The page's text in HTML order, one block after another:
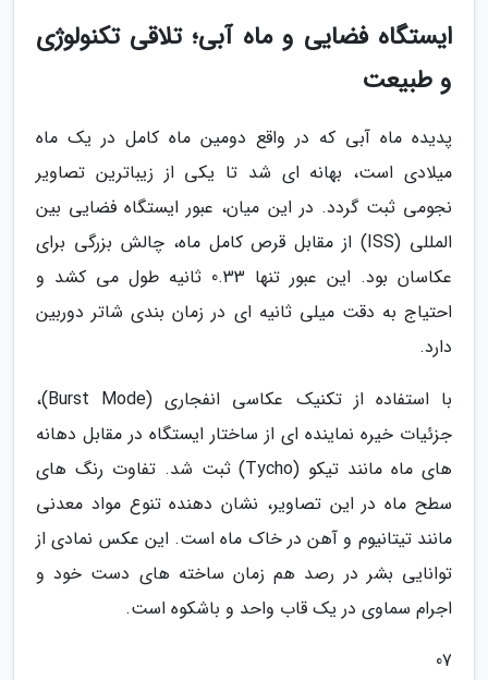
ایستگاه فضایی و ماه آبی؛ تلاقی تکنولوژی
و طبیعت
پدیده ماه آبی که در واقع دومین ماه کامل در یک ماه
میلادی است، بهانه ای شد تا یکی از زیباترین تصاویر
نجومی ثبت گردد. در این میان، عبور ایستگاه فضایی بین
المللی (ISS) از مقابل قرص کامل ماه، چالش بزرگی برای
عکاسان بود. این عبور تنها 0.33 ثانیه طول می کشد و
احتیاج به دقت میلی ثانیه ای در زمان بندی شاتر دوربین
دارد.
با استفاده از تکنیک عکاسی انفجاری (Burst Mode)،
جزئیات خیره نماینده ای از ساختار ایستگاه در مقابل دهانه
های ماه مانند تیکو (Tycho) ثبت شد. تفاوت رنگ های
سطح ماه در این تصاویر، نشان دهنده تنوع مواد معدنی
مانند تیتانیوم و آهن در خاک ماه است. این عکس نمادی از
توانایی بشر در رصد هم زمان ساخته های دست خود و
اجرام سماوی در یک قاب واحد و باشکوه است.
07